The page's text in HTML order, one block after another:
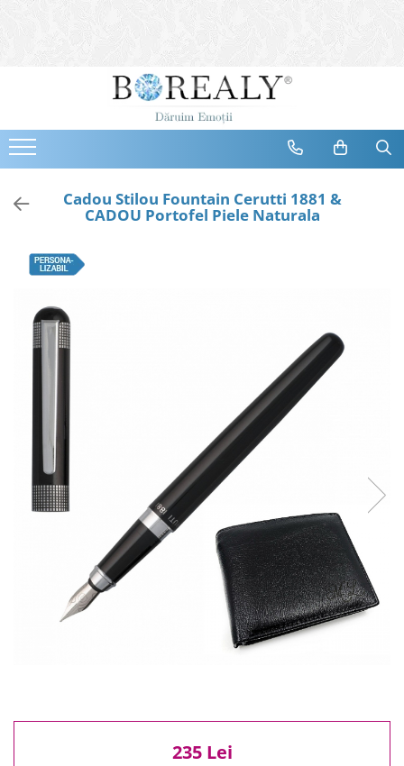
Bijuterii
Cercei
Bratari
Coliere
Tiare
Bijuterii Femei
Bijuterii Copii
Reduceri
Cele mai noi
Cele mai vandute
Cele mai votate
Cu video
0 Lei - 100 Lei
100 Lei - 200 Lei
200 Lei - 300 Lei
Cadou Stilou Fountain Cerutti 1881 &
CADOU Portofel Piele Naturala
235 Lei